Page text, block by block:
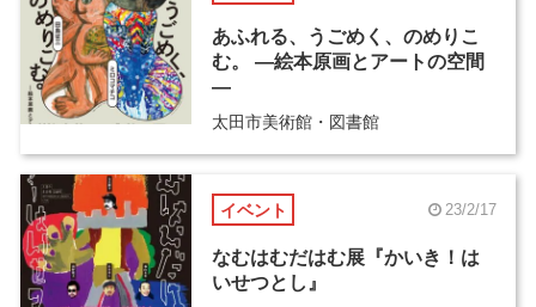
あふれる、うごめく、のめりこ
む。 ―絵本原画とアートの空間
―
太田市美術館・図書館
イベント 23/2/17
なむはむだはむ展『かいき！は
いせつとし』